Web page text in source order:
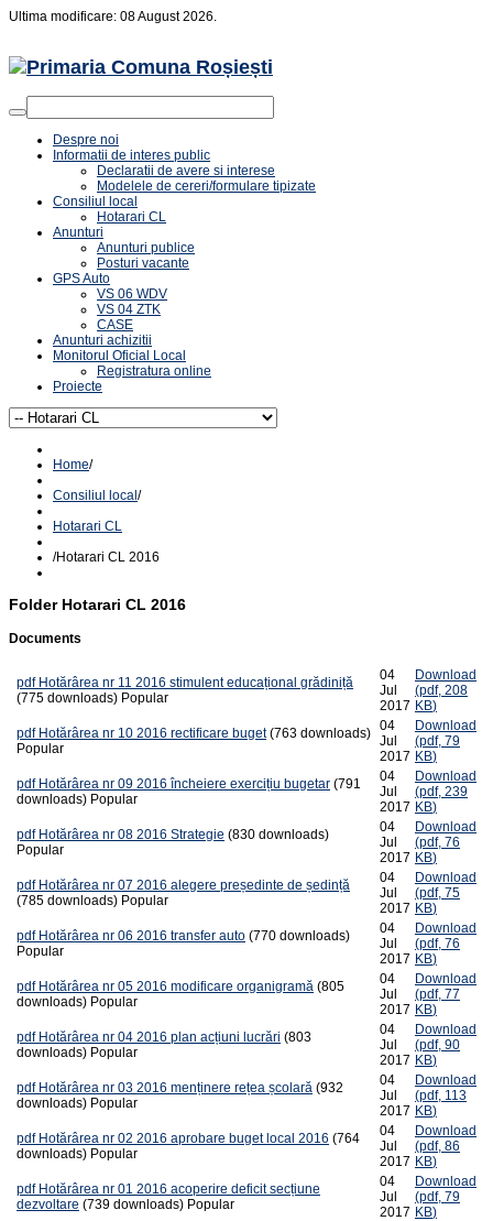
Ultima modificare: 08 August 2026.
Despre noi
Informatii de interes public
Declaratii de avere si interese
Modelele de cereri/formulare tipizate
Consiliul local
Hotarari CL
Anunturi
Anunturi publice
Posturi vacante
GPS Auto
VS 06 WDV
VS 04 ZTK
CASE
Anunturi achizitii
Monitorul Oficial Local
Registratura online
Proiecte
Home/
Consiliul local/
Hotarari CL
/Hotarari CL 2016
Folder Hotarari CL 2016
Documents
pdf Hotărârea nr 11 2016 stimulent educațional grădiniță
(775 downloads) Popular
04
Jul
2017
Download
(pdf, 208
KB)
pdf Hotărârea nr 10 2016 rectificare buget (763 downloads)
Popular
04
Jul
2017
Download
(pdf, 79
KB)
pdf Hotărârea nr 09 2016 încheiere exercițiu bugetar (791
downloads) Popular
04
Jul
2017
Download
(pdf, 239
KB)
pdf Hotărârea nr 08 2016 Strategie (830 downloads)
Popular
04
Jul
2017
Download
(pdf, 76
KB)
pdf Hotărârea nr 07 2016 alegere președinte de ședință
(785 downloads) Popular
04
Jul
2017
Download
(pdf, 75
KB)
pdf Hotărârea nr 06 2016 transfer auto (770 downloads)
Popular
04
Jul
2017
Download
(pdf, 76
KB)
pdf Hotărârea nr 05 2016 modificare organigramă (805
downloads) Popular
04
Jul
2017
Download
(pdf, 77
KB)
pdf Hotărârea nr 04 2016 plan acțiuni lucrări (803
downloads) Popular
04
Jul
2017
Download
(pdf, 90
KB)
pdf Hotărârea nr 03 2016 menținere rețea școlară (932
downloads) Popular
04
Jul
2017
Download
(pdf, 113
KB)
pdf Hotărârea nr 02 2016 aprobare buget local 2016 (764
downloads) Popular
04
Jul
2017
Download
(pdf, 86
KB)
pdf Hotărârea nr 01 2016 acoperire deficit secțiune
dezvoltare (739 downloads) Popular
04
Jul
2017
Download
(pdf, 79
KB)